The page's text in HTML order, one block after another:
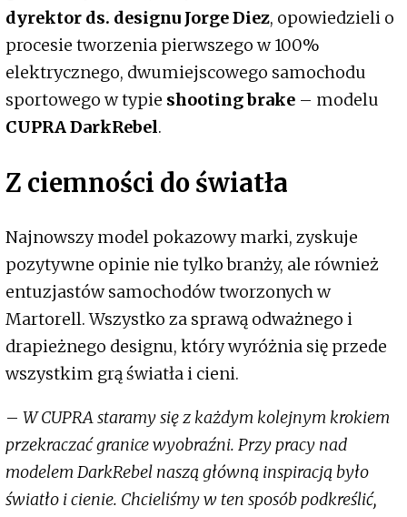
dyrektor ds. designu Jorge Diez, opowiedzieli o
procesie tworzenia pierwszego w 100%
elektrycznego, dwumiejscowego samochodu
sportowego w typie shooting brake – modelu
CUPRA DarkRebel.
Z ciemności do światła
Najnowszy model pokazowy marki, zyskuje
pozytywne opinie nie tylko branży, ale również
entuzjastów samochodów tworzonych w
Martorell. Wszystko za sprawą odważnego i
drapieżnego designu, który wyróżnia się przede
wszystkim grą światła i cieni.
– W CUPRA staramy się z każdym kolejnym krokiem
przekraczać granice wyobraźni. Przy pracy nad
modelem DarkRebel naszą główną inspiracją było
światło i cienie. Chcieliśmy w ten sposób podkreślić,